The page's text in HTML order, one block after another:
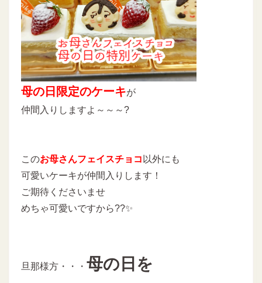
母の日限定のケーキが
仲間入りしますよ～～～?
このお母さんフェイスチョコ 以外にも
可愛いケーキが仲間入りします！
ご期待くださいませ
めちゃ可愛いですから??✨
旦那様方・・・ 母の日を